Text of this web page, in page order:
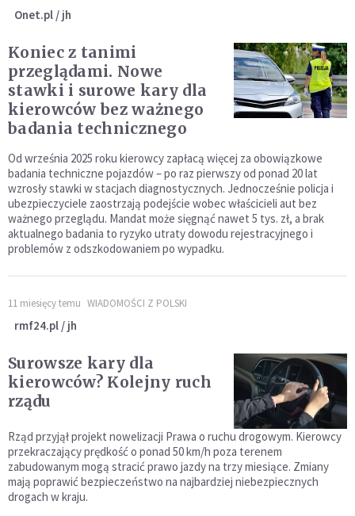
Onet.pl / jh
Koniec z tanimi
przeglądami. Nowe
stawki i surowe kary dla
kierowców bez ważnego
badania technicznego
Od września 2025 roku kierowcy zapłacą więcej za obowiązkowe
badania techniczne pojazdów – po raz pierwszy od ponad 20 lat
wzrosły stawki w stacjach diagnostycznych. Jednocześnie policja i
ubezpieczyciele zaostrzają podejście wobec właścicieli aut bez
ważnego przeglądu. Mandat może sięgnąć nawet 5 tys. zł, a brak
aktualnego badania to ryzyko utraty dowodu rejestracyjnego i
problemów z odszkodowaniem po wypadku.
11 miesięcy temu WIADOMOŚCI Z POLSKI
rmf24.pl / jh
Surowsze kary dla
kierowców? Kolejny ruch
rządu
Rząd przyjął projekt nowelizacji Prawa o ruchu drogowym. Kierowcy
przekraczający prędkość o ponad 50 km/h poza terenem
zabudowanym mogą stracić prawo jazdy na trzy miesiące. Zmiany
mają poprawić bezpieczeństwo na najbardziej niebezpiecznych
drogach w kraju.